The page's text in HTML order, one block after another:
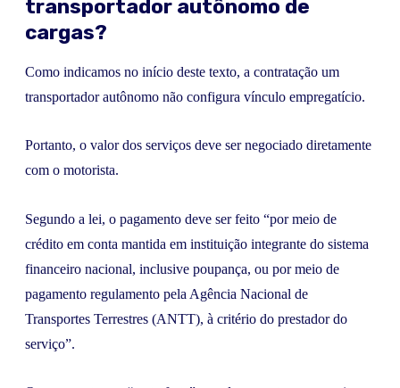
transportador autônomo de
cargas?
Como indicamos no início deste texto, a contratação um
transportador autônomo não configura vínculo empregatício.
Portanto, o valor dos serviços deve ser negociado diretamente
com o motorista.
Segundo a lei, o pagamento deve ser feito “por meio de
crédito em conta mantida em instituição integrante do sistema
financeiro nacional, inclusive poupança, ou por meio de
pagamento regulamento pela Agência Nacional de
Transportes Terrestres (ANTT), à critério do prestador do
serviço”.